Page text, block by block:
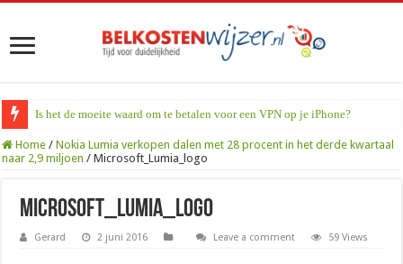
Is het de moeite waard om te betalen voor een VPN op je iPhone?
Home / Nokia Lumia verkopen dalen met 28 procent in het derde kwartaal
naar 2,9 miljoen / Microsoft_Lumia_logo
Microsoft_Lumia_logo
Gerard 2 juni 2016 Leave a comment 59 Views